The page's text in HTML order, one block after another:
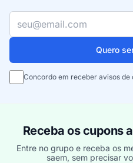
Seu e-mail
Quero
Concordo em receber avisos
Receba os cupons
Entre no grupo e receba os
saem, sem precisar